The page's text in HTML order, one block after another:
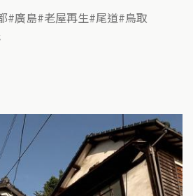
廣島 老屋再生 尾道 鳥取